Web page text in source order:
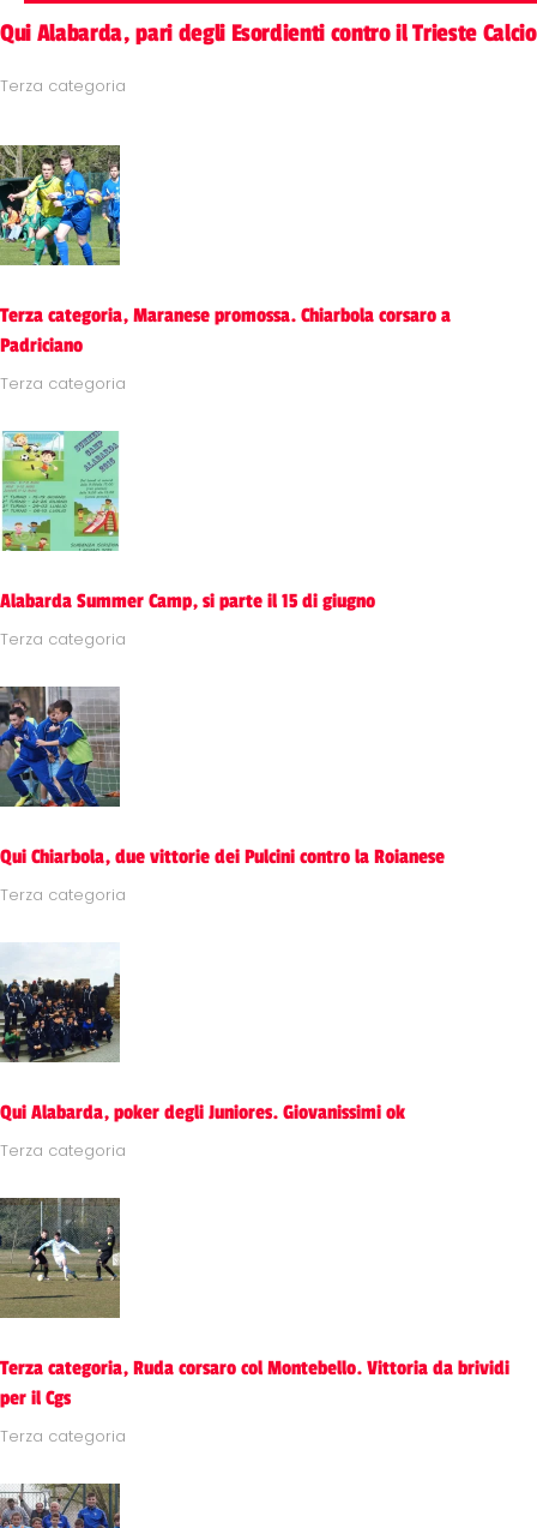
Qui Alabarda, pari degli Esordienti contro il Trieste Calcio
Terza categoria
Terza categoria, Maranese promossa. Chiarbola corsaro a
Padriciano
Terza categoria
Alabarda Summer Camp, si parte il 15 di giugno
Terza categoria
Qui Chiarbola, due vittorie dei Pulcini contro la Roianese
Terza categoria
Qui Alabarda, poker degli Juniores. Giovanissimi ok
Terza categoria
Terza categoria, Ruda corsaro col Montebello. Vittoria da brividi
per il Cgs
Terza categoria